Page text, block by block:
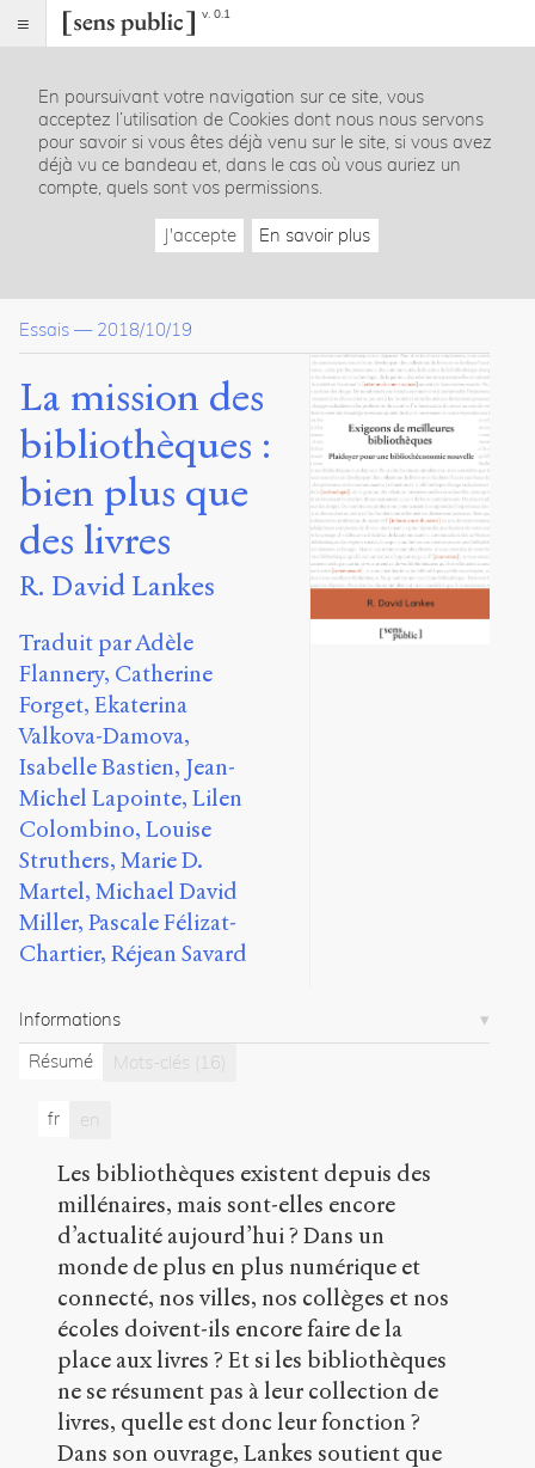
v. 0.1
Index
Article
Table
des
Références
Dossier(s)
Exigeons de meilleures
bibliothèques
R.
David
Lankes
8
articles
Notes
Citations
Citer /
Partager
/
Exporter
Lankes,
R.
David
La
mission
des
plus
que
des
2018 .
public.
En poursuivant votre navigation sur ce site, vous
acceptez l’utilisation de Cookies dont nous nous servons
pour savoir si vous êtes déjà venu sur le site, si vous avez
déjà vu ce bandeau et, dans le cas où vous auriez un
compte, quels sont vos permissions.
J'accepte En savoir plus
Essais — 2018/10/19
La mission des
bibliothèques :
bien plus que
des livres
R. David Lankes
Traduit par Adèle
Flannery, Catherine
Forget, Ekaterina
Valkova-Damova,
Isabelle Bastien, Jean-
Michel Lapointe, Lilen
Colombino, Louise
Struthers, Marie D.
Martel, Michael David
Miller, Pascale Félizat-
Chartier, Réjean Savard
Informations
Résumé
Mots-clés (16)
fr en
Les bibliothèques existent depuis des
millénaires, mais sont-elles encore
d’actualité aujourd’hui ? Dans un
monde de plus en plus numérique et
connecté, nos villes, nos collèges et nos
écoles doivent-ils encore faire de la
place aux livres ? Et si les bibliothèques
ne se résument pas à leur collection de
livres, quelle est donc leur fonction ?
Dans son ouvrage, Lankes soutient que